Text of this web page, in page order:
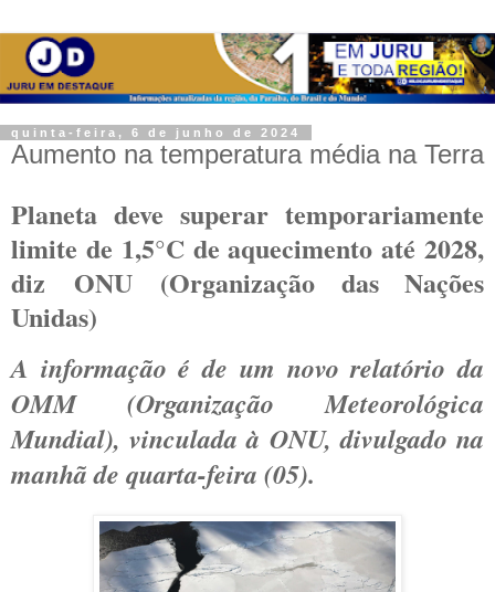
quinta-feira, 6 de junho de 2024
Aumento na temperatura média na Terra
Planeta deve superar temporariamente
limite de 1,5°C de aquecimento até 2028,
diz ONU(Organização das Nações
Unidas)
A informação é de um novo relatório da
OMM (Organização Meteorológica
Mundial), vinculada à ONU, divulgado na
manhã de quarta-feira (05).